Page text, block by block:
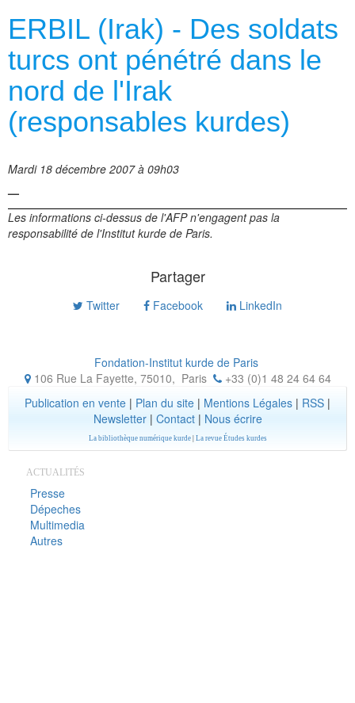
ERBIL (Irak) - Des soldats
turcs ont pénétré dans le
nord de l'Irak
(responsables kurdes)
Mardi 18 décembre 2007 à 09h03
—
Les informations ci-dessus de l'AFP n'engagent pas la
responsabilité de l'Institut kurde de Paris.
Partager
Twitter Facebook LinkedIn
Fondation-Institut kurde de Paris
106 Rue La Fayette, 75010, Paris
+33 (0)1 48 24 64 64
Publication en vente | Plan du site | Mentions Légales | RSS |
Newsletter| Contact| Nous écrire
La bibliothèque numérique kurde| La revue Études kurdes
ACTUALITÉS
Presse
Dépeches
Multimedia
Autres